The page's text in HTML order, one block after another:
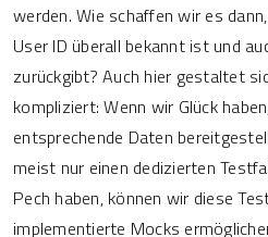
werden. Wie schaffen wir es
User ID überall bekannt ist und
zurückgibt? Auch hier gestaltet
kompliziert: Wenn wir Glück
entsprechende Daten
meist nur einen dedizierten
Pech haben, können wir diese
implementierte Mocks